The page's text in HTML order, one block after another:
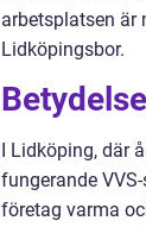
arbetsplatsen är
Lidköpingsbor.
I Lidköping, där
fungerande
företag varma